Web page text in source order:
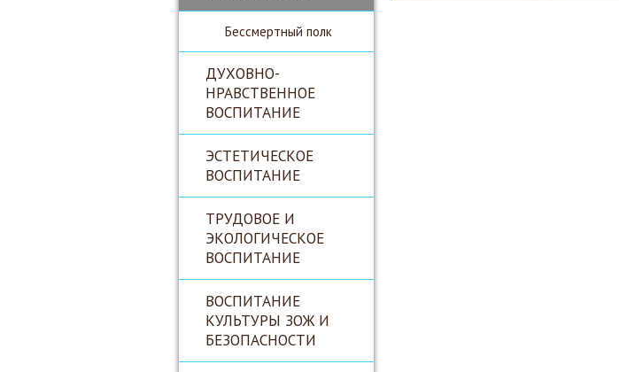
Бессмертный полк
ДУХОВНО-
НРАВСТВЕННОЕ
ВОСПИТАНИЕ
ЭСТЕТИЧЕСКОЕ
ВОСПИТАНИЕ
ТРУДОВОЕ И
ЭКОЛОГИЧЕСКОЕ
ВОСПИТАНИЕ
ВОСПИТАНИЕ
КУЛЬТУРЫ ЗОЖ И
БЕЗОПАСНОСТИ